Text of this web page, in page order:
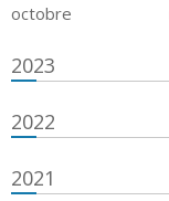
octobre
2023
2022
2021